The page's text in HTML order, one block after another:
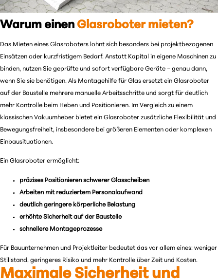
Warum einen Glasroboter mieten?
Das Mieten eines Glasroboters lohnt sich besonders bei projektbezogenen
Einsätzen oder kurzfristigem Bedarf. Anstatt Kapital in eigene Maschinen zu
binden, nutzen Sie geprüfte und sofort verfügbare Geräte – genau dann,
wenn Sie sie benötigen. Als Montagehilfe für Glas ersetzt ein Glasroboter
auf der Baustelle mehrere manuelle Arbeitsschritte und sorgt für deutlich
mehr Kontrolle beim Heben und Positionieren. Im Vergleich zu einem
klassischen Vakuumheber bietet ein Glasroboter zusätzliche Flexibilität und
Bewegungsfreiheit, insbesondere bei größeren Elementen oder komplexen
Einbausituationen.
Ein Glasroboter ermöglicht:
präzises Positionieren schwerer Glasscheiben
Arbeiten mit reduziertem Personalaufwand
deutlich geringere körperliche Belastung
erhöhte Sicherheit auf der Baustelle
schnellere Montageprozesse
Für Bauunternehmen und Projektleiter bedeutet das vor allem eines: weniger
Stillstand, geringeres Risiko und mehr Kontrolle über Zeit und Kosten.
Maximale Sicherheit und